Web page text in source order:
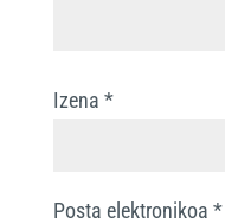
Izena *
Posta elektronikoa *